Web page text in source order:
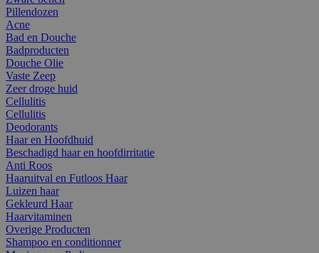
Pillendozen
Acne
Bad en Douche
Badproducten
Douche Olie
Vaste Zeep
Zeer droge huid
Cellulitis
Cellulitis
Deodorants
Haar en Hoofdhuid
Beschadigd haar en hoofdirritatie
Anti Roos
Haaruitval en Futloos Haar
Luizen haar
Gekleurd Haar
Haarvitaminen
Overige Producten
Shampoo en conditionner